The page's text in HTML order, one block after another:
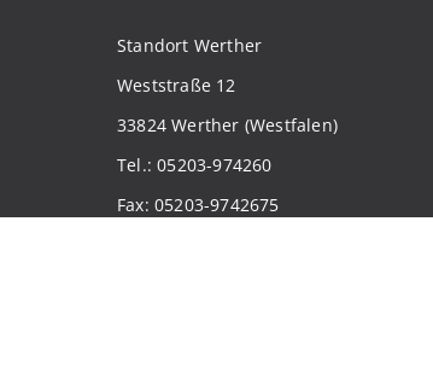
Standort Werther
Weststraße 12
33824 Werther (Westfalen)
Tel.: 05203-974260
Fax: 05203-9742675